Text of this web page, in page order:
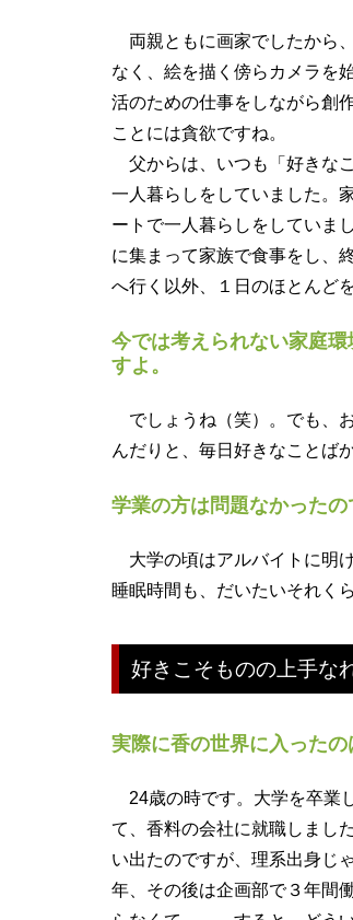
両親ともに画家でしたから
なく、絵を描く傍らカメラを
活のための仕事をしながら創
ことには貪欲ですね。
父からは、いつも「好きな
一人暮らしをしていました。
ートで一人暮らしをしていま
に集まって家族で食事をし、
へ行く以外、１日のほとんど
今では考えられない家庭
すよ。
でしょうね（笑）。でも、
んだりと、毎日好きなことば
学業の方は問題なかったの
大学の頃はアルバイトに明
睡眠時間も、だいたいそれく
好きこそものの上手な
実際に香の世界に入ったの
24歳の時です。大学を卒業
て、香料の会社に就職しまし
い出たのですが、理系出身じ
年、その後は企画部で３年間